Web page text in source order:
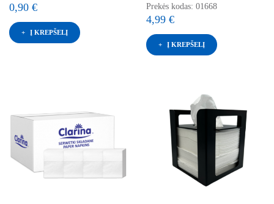
0,90 €
Į KREPŠELĮ
Prekės kodas: 01668
4,99 €
Į KREPŠELĮ